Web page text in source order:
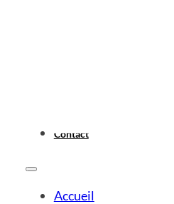
Contact
Accueil